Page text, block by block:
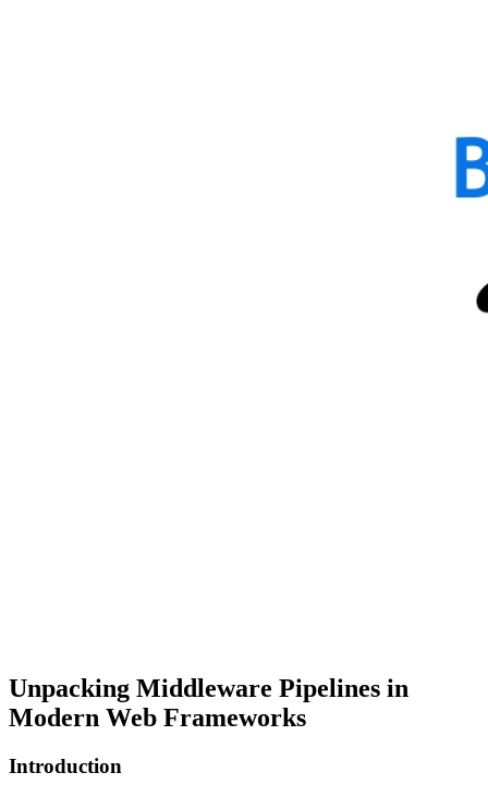
Unpacking Middleware Pipelines in
Modern Web Frameworks
Introduction